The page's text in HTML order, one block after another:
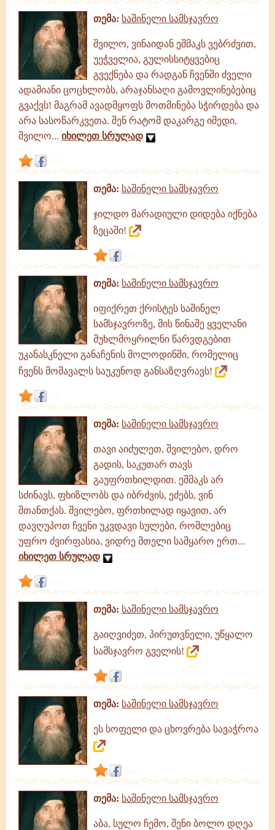
თემა: საშინელი სამსჯავრო
შვილო, ვინაიდან ეშმაკს ვებრძვით,
უეჭველია, გულისსიტყვებიც
გვექნება და რადგან ჩვენში ძველი
ადამიანი ცოცხლობს, არაჯანსაღი გამოვლინებებიც
გვაქვს! მაგრამ ავადმყოფს მოთმინება სჭირდება და
არა სასოწარკვეთა. შენ რატომ დაკარგე იმედი,
შვილო... იხილეთ სრულად
თემა: საშინელი სამსჯავრო
ჯილდო მარადიული დიდება იქნება
ზეცაში!
თემა: საშინელი სამსჯავრო
იფიქრეთ ქრისტეს საშინელ
სამსჯავროზე, მის წინაშე ყველანი
მუხლმოყრილნი წარვდგებით
უკანასკნელი განაჩენის მოლოდინში, რომელიც
ჩვენს მომავალს საუკუნოდ განსაზღვრავს!
თემა: საშინელი სამსჯავრო
თავი აიძულეთ, შვილებო, დრო
გადის, საკუთარ თავს
გაუფრთხილდით. ეშმაკს არ
სძინავს, ფხიზლობს და იბრძვის, ეძებს, ვინ
შთანთქას. შვილებო, ფრთხილად იყავით, არ
დავღუპოთ ჩვენი უკვდავი სულები, რომლებიც
უფრო ძვირფასია, ვიდრე მთელი სამყარო ერთ...
იხილეთ სრულად
თემა: საშინელი სამსჯავრო
გაიღვიძეთ, პირუთვნელი, უწყალო
სამსჯავრო გველის!
თემა: საშინელი სამსჯავრო
ეს სოფელი და ცხოვრება სავაჭროა
თემა: საშინელი სამსჯავრო
აბა, სულო ჩემო, შენი ბოლო დღეა